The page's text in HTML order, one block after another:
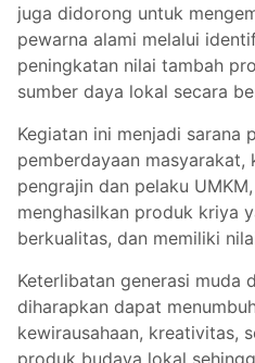
juga didorong untuk
pewarna alami melalui
peningkatan nilai tambah
sumber daya lokal secara
Kegiatan ini menjadi sarana
pemberdayaan masyarakat,
pengrajin dan pelaku
menghasilkan produk kriya
berkualitas, dan memiliki
Keterlibatan generasi muda
diharapkan dapat
kewirausahaan, kreativitas,